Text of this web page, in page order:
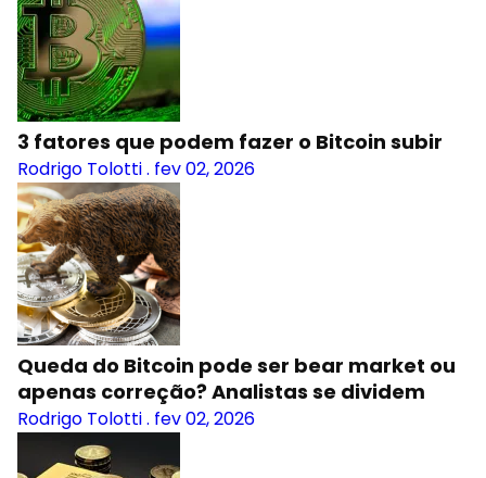
3 fatores que podem fazer o Bitcoin subir
Rodrigo Tolotti. fev 02, 2026
Queda do Bitcoin pode ser bear market ou
apenas correção? Analistas se dividem
Rodrigo Tolotti. fev 02, 2026